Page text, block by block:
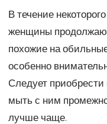
В течение
женщины
похожие на
особенно
Следует
мыть с ним
лучше чаще.